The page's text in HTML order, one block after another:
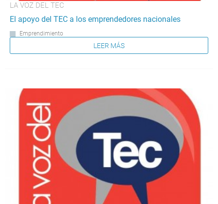
LA VOZ DEL TEC
El apoyo del TEC a los emprendedores nacionales
Emprendimiento
LEER MÁS